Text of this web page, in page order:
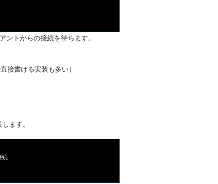
トからの接続を待ちます。
接書ける実装も多い）
ます。
続